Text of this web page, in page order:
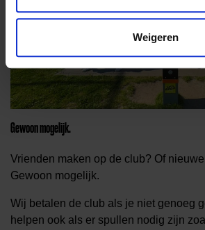
Weigeren
Gewoon mogelijk.
Vrienden maken op de club? Of
Gewoon mogelijk.
Wij betalen de club als je niet genoeg
helpen ook als er spullen nodig zijn